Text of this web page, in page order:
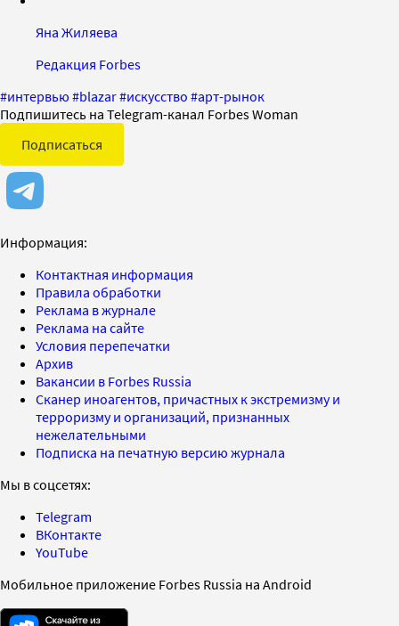
Яна Жиляева
Редакция Forbes
#интервью #blazar#искусство #арт-рынок
Подпишитесь на Telegram-канал Forbes Woman
Подписаться
Информация:
Контактная информация
Правила обработки
Реклама в журнале
Реклама на сайте
Условия перепечатки
Архив
Вакансии в Forbes Russia
Сканер иноагентов, причастных к экстремизму и
терроризму и организаций, признанных
нежелательными
Подписка на печатную версию журнала
Мы в соцсетях:
Telegram
ВКонтакте
YouTube
Мобильное приложение Forbes Russia на Android